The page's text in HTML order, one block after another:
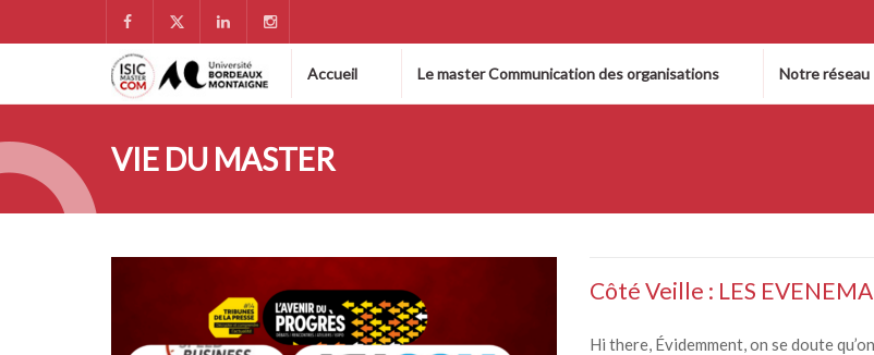
Accueil Le master Communication des organisations Notre réseau
VIE DU MASTER
Côté Veille : LES
Hi there, Évidemment, on se doute